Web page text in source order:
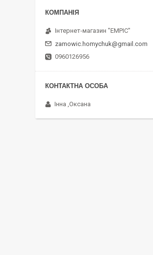
Інтернет-магазин "EMPIC"
zamowic.homychuk@gmail.com
0960126956
Інна ,Оксана